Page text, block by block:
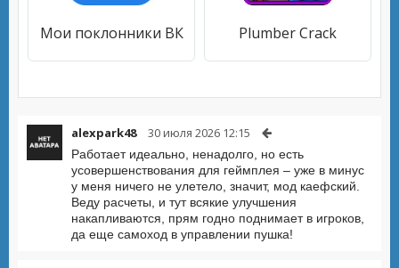
Мои поклонники ВК Plumber Crack
alexpark48 30 июля 2026 12:15
Работает идеально, ненадолго, но есть
усовершенствования для геймплея – уже в минус
у меня ничего не улетело, значит, мод каефский.
Веду расчеты, и тут всякие улучшения
накапливаются, прям годно поднимает в игроков,
да еще самоход в управлении пушка!